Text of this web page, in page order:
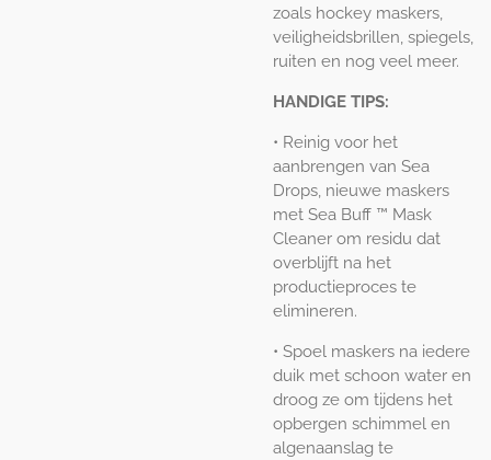
zoals hockey maskers,
veiligheidsbrillen, spiegels,
ruiten en nog veel meer.
HANDIGE TIPS:
• Reinig voor het
aanbrengen van Sea
Drops, nieuwe maskers
met Sea Buff ™ Mask
Cleaner om residu dat
overblijft na het
productieproces te
elimineren.
• Spoel maskers na iedere
duik met schoon water en
droog ze om tijdens het
opbergen schimmel en
algenaanslag te